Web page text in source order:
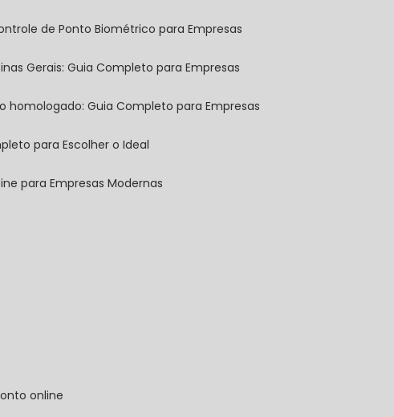
de Ponto Biométrico para Empresas
Gerais: Guia Completo para Empresas
homologado: Guia Completo para Empresas
para Escolher o Ideal
para Empresas Modernas
online